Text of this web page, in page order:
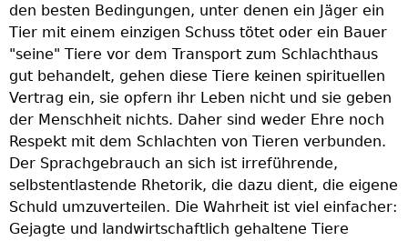
den besten Bedingungen, unter denen ein Jäger ein
Tier mit einem einzigen Schuss tötet oder ein Bauer
"seine" Tiere vor dem Transport zum Schlachthaus
gut behandelt, gehen diese Tiere keinen spirituellen
Vertrag ein, sie opfern ihr Leben nicht und sie geben
der Menschheit nichts. Daher sind weder Ehre noch
Respekt mit dem Schlachten von Tieren verbunden.
Der Sprachgebrauch an sich ist irreführende,
selbstentlastende Rhetorik, die dazu dient, die eigene
Schuld umzuverteilen. Die Wahrheit ist viel einfacher:
Gejagte und landwirtschaftlich gehaltene Tiere